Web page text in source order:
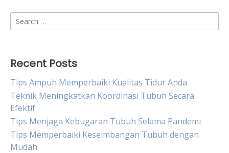
Search
for:
Recent Posts
Tips Ampuh Memperbaiki Kualitas Tidur Anda
Teknik Meningkatkan Koordinasi Tubuh Secara
Efektif
Tips Menjaga Kebugaran Tubuh Selama Pandemi
Tips Memperbaiki Keseimbangan Tubuh dengan
Mudah